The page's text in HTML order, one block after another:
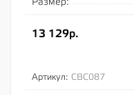
13 129р.
Артикул: CBC087